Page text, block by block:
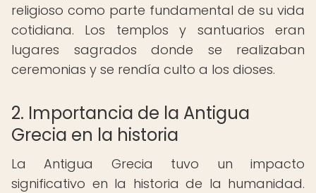
religioso como parte fundamental de su vida
cotidiana. Los templos y santuarios eran
lugares sagrados donde se realizaban
ceremonias y se rendía culto a los dioses.
2. Importancia de la Antigua
Grecia en la historia
La Antigua Grecia tuvo un impacto
significativo en la historia de la humanidad.